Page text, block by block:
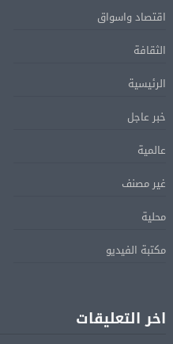
اقتصاد واسواق
الثقافة
الرئيسية
خبر عاجل
عالمية
غير مصنف
محلية
مكتبة الفيديو
اخر التعليقات